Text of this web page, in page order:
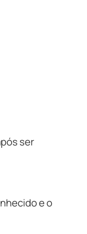
ser
e o